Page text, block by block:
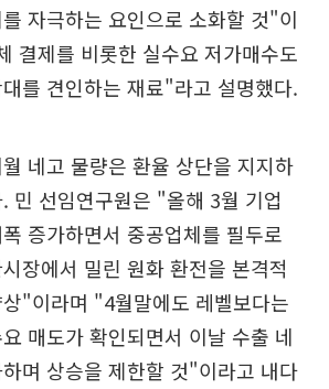
자극하는 요인으로 소화할 것"이
결제를 비롯한 실수요 저가매수도
를 견인하는 재료"라고 설명했다.
네고 물량은 환율 상단을 지지하
민 선임연구원은 "올해 3월 기업
증가하면서 중공업체를 필두로
장에서 밀린 원화 환전을 본격적
"이라며 "4월말에도 레벨보다는
매도가 확인되면서 이날 수출 네
며 상승을 제한할 것"이라고 내다